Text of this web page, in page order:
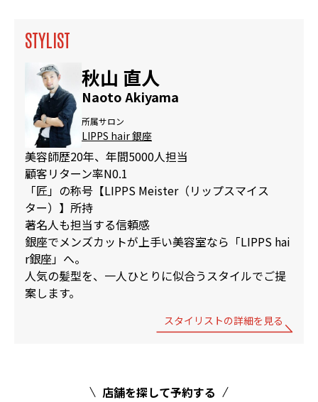
STYLIST
秋山 直人
Naoto Akiyama
所属サロン
LIPPS hair 銀座
美容師歴20年、年間5000人担当
顧客リターン率N0.1
「匠」の称号【LIPPS Meister（リップスマイス
ター）】所持
著名人も担当する信頼感
銀座でメンズカットが上手い美容室なら「LIPPS hai
r銀座」へ。
人気の髪型を、一人ひとりに似合うスタイルでご提
案します。
スタイリストの詳細を見る
店舗を探して予約する